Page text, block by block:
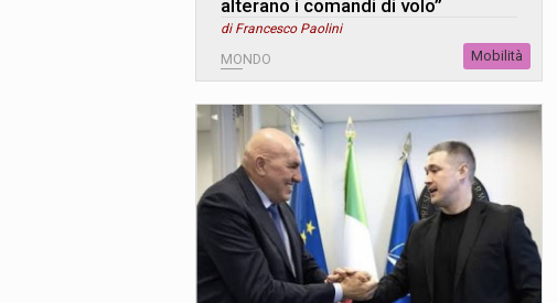
alterano i comandi di volo”
di Francesco Paolini
MONDO Mobilità